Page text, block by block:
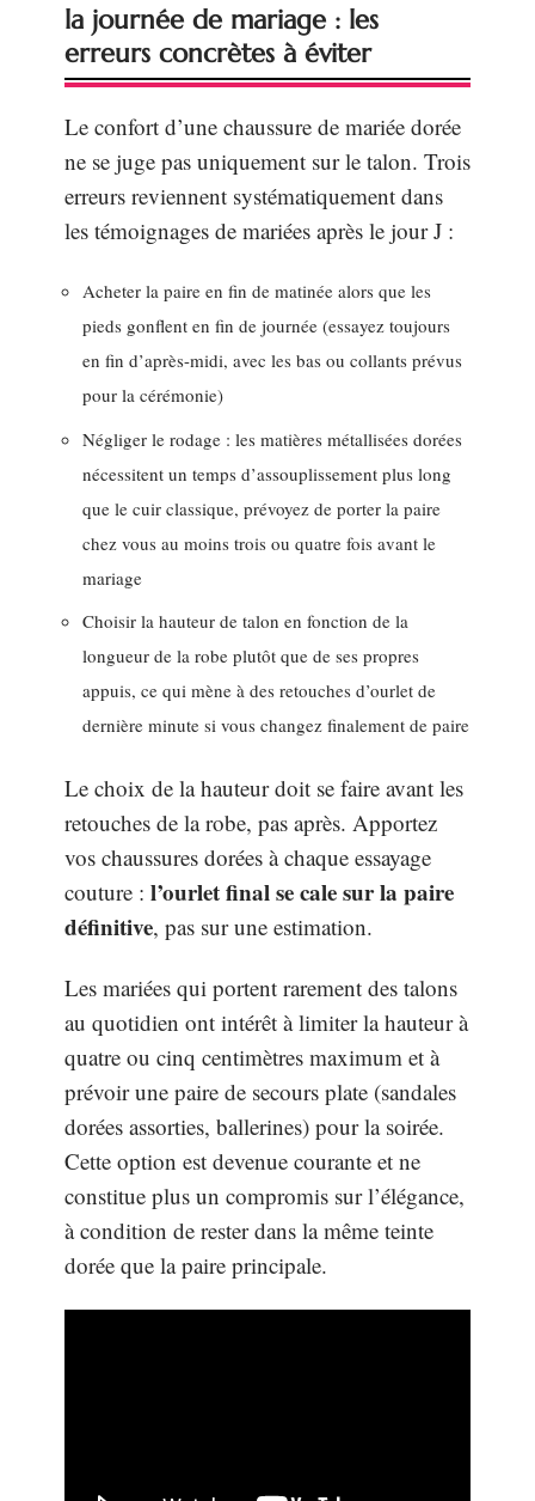
la journée de mariage : les
erreurs concrètes à éviter
Le confort d’une chaussure de mariée dorée
ne se juge pas uniquement sur le talon. Trois
erreurs reviennent systématiquement dans
les témoignages de mariées après le jour J :
Acheter la paire en fin de matinée alors que les
pieds gonflent en fin de journée (essayez toujours
en fin d’après-midi, avec les bas ou collants prévus
pour la cérémonie)
Négliger le rodage : les matières métallisées dorées
nécessitent un temps d’assouplissement plus long
que le cuir classique, prévoyez de porter la paire
chez vous au moins trois ou quatre fois avant le
mariage
Choisir la hauteur de talon en fonction de la
longueur de la robe plutôt que de ses propres
appuis, ce qui mène à des retouches d’ourlet de
dernière minute si vous changez finalement de paire
Le choix de la hauteur doit se faire avant les
retouches de la robe, pas après. Apportez
vos chaussures dorées à chaque essayage
couture : l’ourlet final se cale sur la paire
définitive, pas sur une estimation.
Les mariées qui portent rarement des talons
au quotidien ont intérêt à limiter la hauteur à
quatre ou cinq centimètres maximum et à
prévoir une paire de secours plate (sandales
dorées assorties, ballerines) pour la soirée.
Cette option est devenue courante et ne
constitue plus un compromis sur l’élégance,
à condition de rester dans la même teinte
dorée que la paire principale.